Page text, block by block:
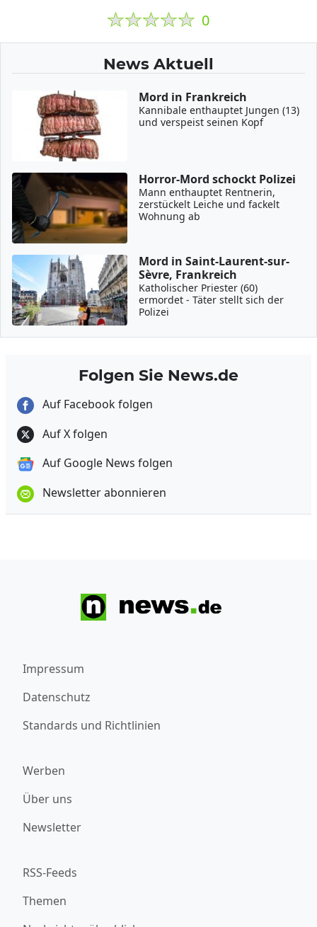
0
News Aktuell
Mord in Frankreich
Kannibale enthauptet Jungen (13)
und verspeist seinen Kopf
Horror-Mord schockt Polizei
Mann enthauptet Rentnerin,
zerstückelt Leiche und fackelt
Wohnung ab
Mord in Saint-Laurent-sur-
Sèvre, Frankreich
Katholischer Priester (60)
ermordet - Täter stellt sich der
Polizei
Folgen Sie News.de
Auf Facebook folgen
Auf X folgen
Auf Google News folgen
Newsletter abonnieren
Impressum
Datenschutz
Standards und Richtlinien
Werben
Über uns
Newsletter
RSS-Feeds
Themen